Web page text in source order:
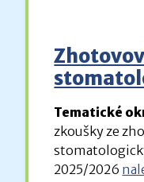
Tematické
zkoušky ze
2025/2026